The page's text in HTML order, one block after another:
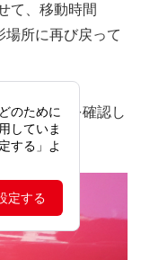
て、移動時間
所に再び戻って
ているかを確認し